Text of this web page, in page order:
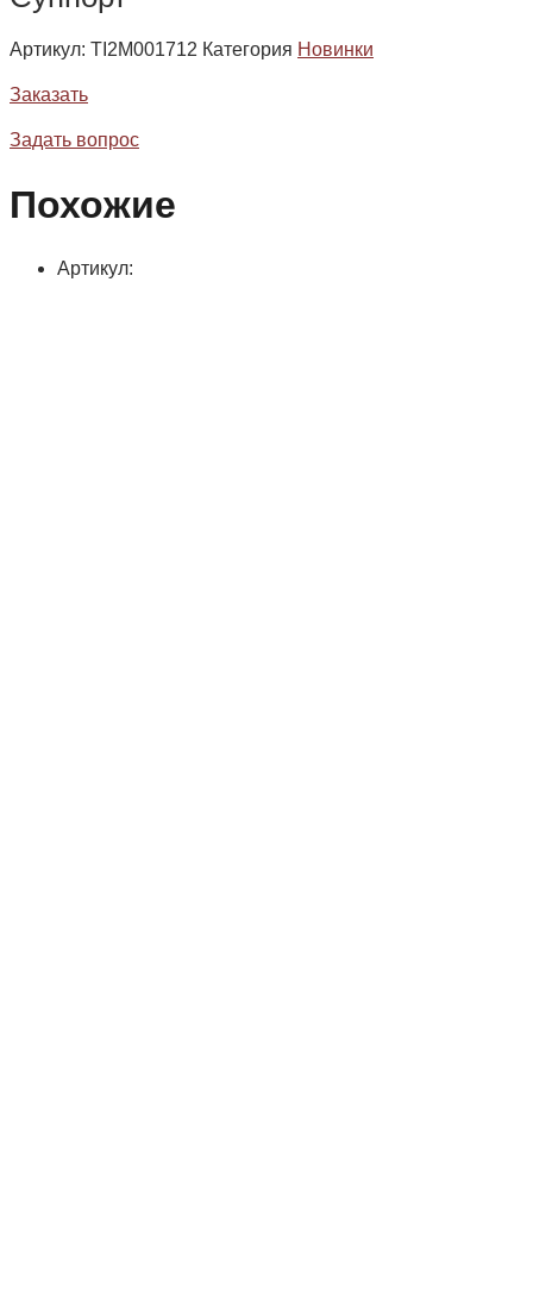
Артикул: TI2M001712 Категория Новинки
Заказать
Задать вопрос
Похожие
Артикул: